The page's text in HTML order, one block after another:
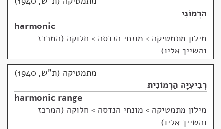
הַרְמוֹנִי
harmonic
מילון מתמטיקה > מונחי הנדסה > חלוקה (המרכז
והשייך אליו)
מתמטיקה (ת"ש, 1940)
רְבִיעִיָּה הַרְמוֹנִית
harmonic range
מילון מתמטיקה > מונחי הנדסה > חלוקה (המרכז
והשייך אליו)